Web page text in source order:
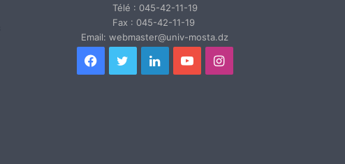
Télé : 045-42-11-19
Fax : 045-42-11-19
Email: webmaster@univ-mosta.dz
Facebook
TwitterLinkedinYouTubeInstagram